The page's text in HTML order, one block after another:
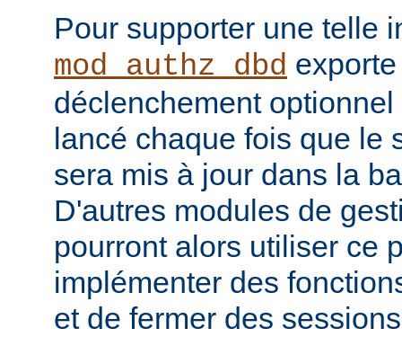
Pour supporter une telle
mod_authz_dbd
déclenchement
lancé chaque fois que le
sera mis à jour dans la
D'autres modules de
pourront alors utiliser ce
implémenter des
et de fermer des